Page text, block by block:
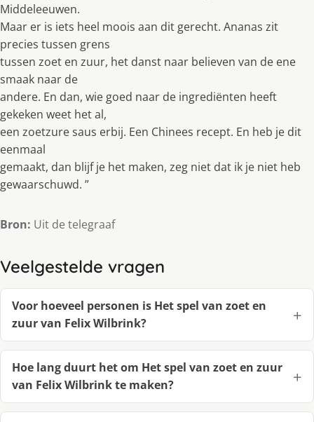
Middeleeuwen.
Maar er is iets heel moois aan dit gerecht. Ananas zit
precies tussen grens
tussen zoet en zuur, het danst naar believen van de ene
smaak naar de
andere. En dan, wie goed naar de ingrediënten heeft
gekeken weet het al,
een zoetzure saus erbĳ. Een Chinees recept. En heb je dit
eenmaal
gemaakt, dan blĳf je het maken, zeg niet dat ik je niet heb
gewaarschuwd. ”
Bron: Uit de telegraaf
Veelgestelde vragen
Voor hoeveel personen is Het spel van zoet en
zuur van Felix Wilbrink?
Hoe lang duurt het om Het spel van zoet en zuur
van Felix Wilbrink te maken?